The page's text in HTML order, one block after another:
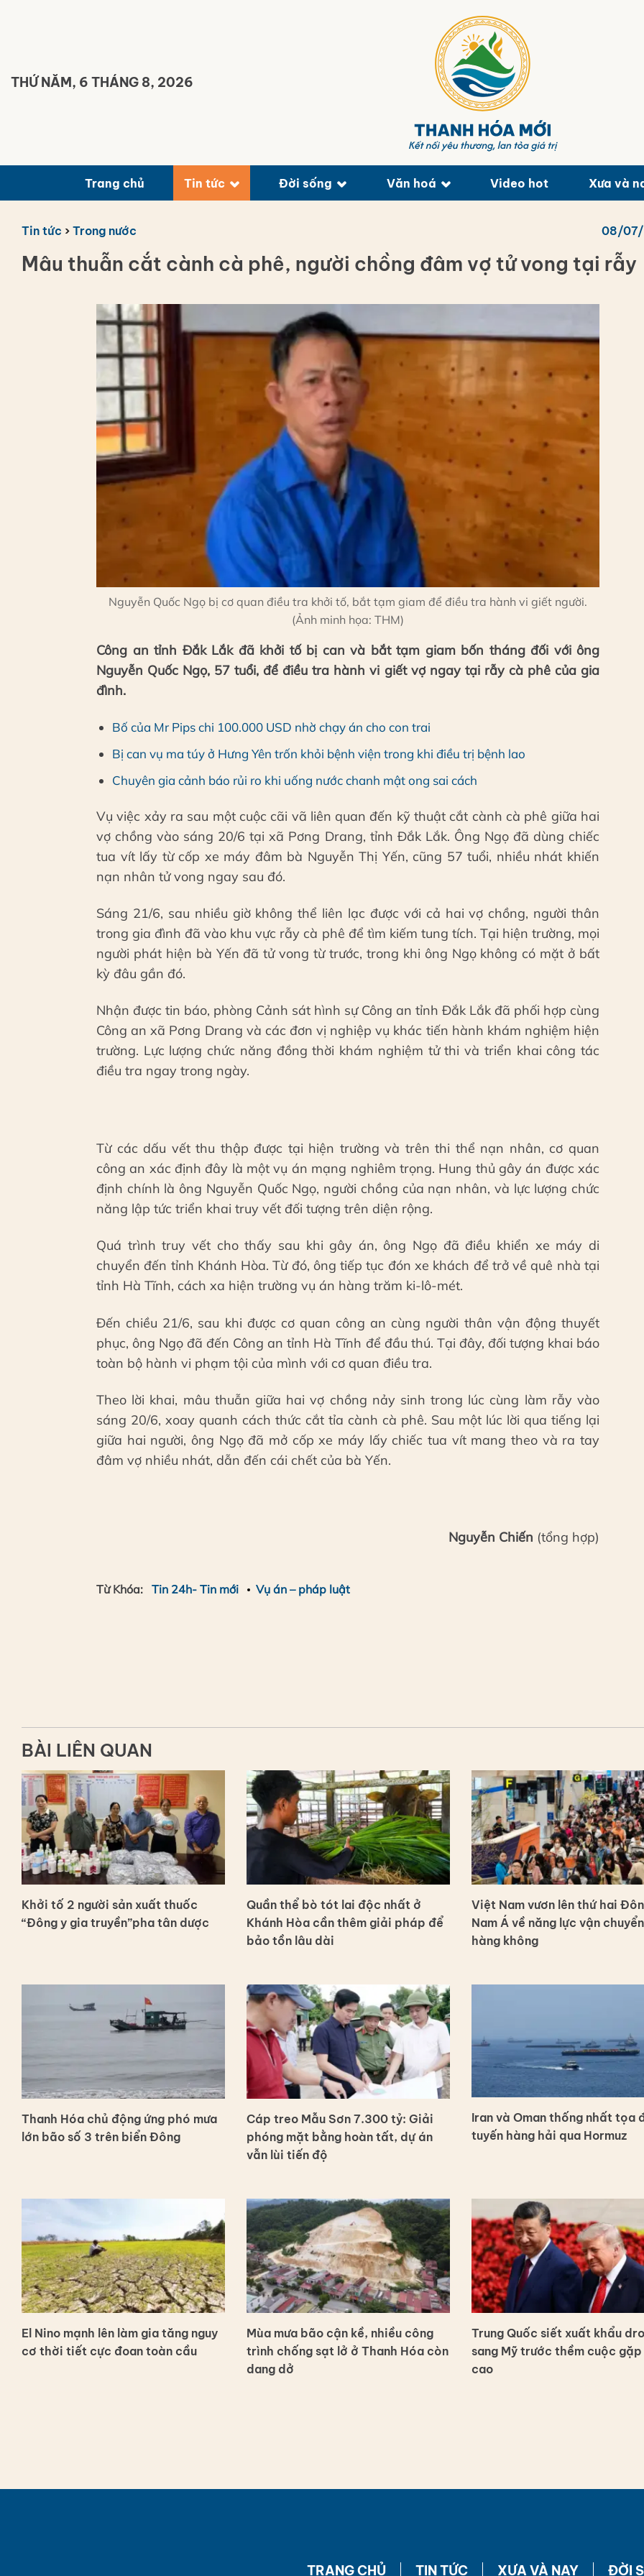
THỨ NĂM, 6 THÁNG 8, 2026
Trang chủ Tin tức Đời sống Văn hoá Video hot Xưa và
Tin tức › Trong nước 08/
Mâu thuẫn cắt cành cà phê, người chồng đâm vợ tử vong tại rẫy
Nguyễn Quốc Ngọ bị cơ quan điều tra khởi tố, bắt tạm giam để điều tra hành vi giết người.
(Ảnh minh họa: THM)
Công an tỉnh Đắk Lắk đã khởi tố bị can và bắt tạm giam bốn tháng đối với ông
Nguyễn Quốc Ngọ, 57 tuổi, để điều tra hành vi giết vợ ngay tại rẫy cà phê của gia
đình.
Bố của Mr Pips chi 100.000 USD nhờ chạy án cho con trai
Bị can vụ ma túy ở Hưng Yên trốn khỏi bệnh viện trong khi điều trị bệnh lao
Chuyên gia cảnh báo rủi ro khi uống nước chanh mật ong sai cách
Vụ việc xảy ra sau một cuộc cãi vã liên quan đến kỹ thuật cắt cành cà phê giữa hai
vợ chồng vào sáng 20/6 tại xã Pơng Drang, tỉnh Đắk Lắk. Ông Ngọ đã dùng chiếc
tua vít lấy từ cốp xe máy đâm bà Nguyễn Thị Yến, cũng 57 tuổi, nhiều nhát khiến
nạn nhân tử vong ngay sau đó.
Sáng 21/6, sau nhiều giờ không thể liên lạc được với cả hai vợ chồng, người thân
trong gia đình đã vào khu vực rẫy cà phê để tìm kiếm tung tích. Tại hiện trường, mọi
người phát hiện bà Yến đã tử vong từ trước, trong khi ông Ngọ không có mặt ở bất
kỳ đâu gần đó.
Nhận được tin báo, phòng Cảnh sát hình sự Công an tỉnh Đắk Lắk đã phối hợp cùng
Công an xã Pơng Drang và các đơn vị nghiệp vụ khác tiến hành khám nghiệm hiện
trường. Lực lượng chức năng đồng thời khám nghiệm tử thi và triển khai công tác
điều tra ngay trong ngày.
Từ các dấu vết thu thập được tại hiện trường và trên thi thể nạn nhân, cơ quan
công an xác định đây là một vụ án mạng nghiêm trọng. Hung thủ gây án được xác
định chính là ông Nguyễn Quốc Ngọ, người chồng của nạn nhân, và lực lượng chức
năng lập tức triển khai truy vết đối tượng trên diện rộng.
Quá trình truy vết cho thấy sau khi gây án, ông Ngọ đã điều khiển xe máy di
chuyển đến tỉnh Khánh Hòa. Từ đó, ông tiếp tục đón xe khách để trở về quê nhà tại
tỉnh Hà Tĩnh, cách xa hiện trường vụ án hàng trăm ki-lô-mét.
Đến chiều 21/6, sau khi được cơ quan công an cùng người thân vận động thuyết
phục, ông Ngọ đã đến Công an tỉnh Hà Tĩnh để đầu thú. Tại đây, đối tượng khai báo
toàn bộ hành vi phạm tội của mình với cơ quan điều tra.
Theo lời khai, mâu thuẫn giữa hai vợ chồng nảy sinh trong lúc cùng làm rẫy vào
sáng 20/6, xoay quanh cách thức cắt tỉa cành cà phê. Sau một lúc lời qua tiếng lại
giữa hai người, ông Ngọ đã mở cốp xe máy lấy chiếc tua vít mang theo và ra tay
đâm vợ nhiều nhát, dẫn đến cái chết của bà Yến.
Nguyễn Chiến (tổng hợp)
Từ Khóa: Tin 24h- Tin mới Vụ án – pháp luật
BÀI LIÊN QUAN
Khởi tố 2 người sản xuất thuốc
“Đông y gia truyền”pha tân dược
Quần thể bò tót lai độc nhất ở
Khánh Hòa cần thêm giải pháp để
bảo tồn lâu dài
Việt Nam vươn lên thứ hai
Nam Á về năng lực vận chuyển
hàng không
Thanh Hóa chủ động ứng phó mưa
lớn bão số 3 trên biển Đông
Cáp treo Mẫu Sơn 7.300 tỷ: Giải
phóng mặt bằng hoàn tất, dự án
vẫn lùi tiến độ
Iran và Oman thống nhất tọa
tuyến hàng hải qua Hormuz
El Nino mạnh lên làm gia tăng nguy
cơ thời tiết cực đoan toàn cầu
Mùa mưa bão cận kề, nhiều công
trình chống sạt lở ở Thanh Hóa còn
dang dở
Trung Quốc siết xuất khẩu
sang Mỹ trước thềm cuộc
cao
TRANG CHỦ TIN TỨC XƯA VÀ NAY ĐỜI